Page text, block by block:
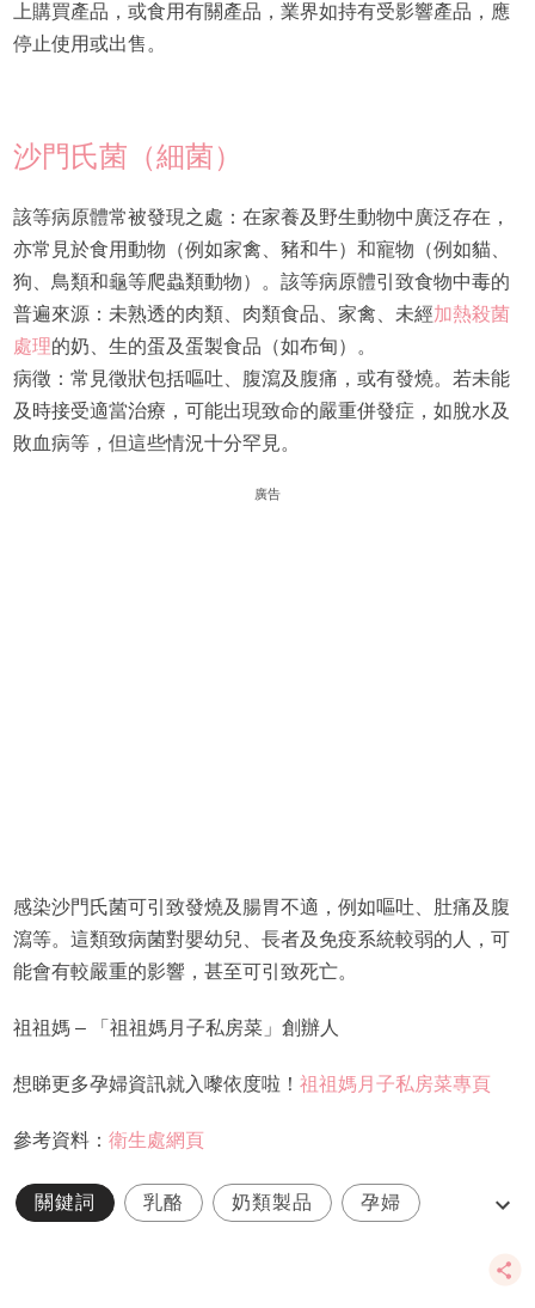
上購買產品，或食用有關產品，業界如持有受影響產品，應
停止使用或出售。
沙門氏菌（細菌）
該等病原體常被發現之處：在家養及野生動物中廣泛存在，
亦常見於食用動物（例如家禽、豬和牛）和寵物（例如貓、
狗、鳥類和龜等爬蟲類動物）。該等病原體引致食物中毒的
普遍來源：未熟透的肉類、肉類食品、家禽、未經加熱殺菌
處理的奶、生的蛋及蛋製食品（如布甸）。
病徵：常見徵狀包括嘔吐、腹瀉及腹痛，或有發燒。若未能
及時接受適當治療，可能出現致命的嚴重併發症，如脫水及
敗血病等，但這些情況十分罕見。
廣告
感染沙門氏菌可引致發燒及腸胃不適，例如嘔吐、肚痛及腹
瀉等。這類致病菌對嬰幼兒、長者及免疫系統較弱的人，可
能會有較嚴重的影響，甚至可引致死亡。
祖祖媽 – 「祖祖媽月子私房菜」創辦人
想睇更多孕婦資訊就入嚟依度啦！ 祖祖媽月子私房菜專頁
參考資料： 衛生處網頁
關鍵詞 乳酪 奶類製品 孕婦